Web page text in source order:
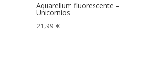
Aquarellum fluorescente –
Unicornios
21,99 €